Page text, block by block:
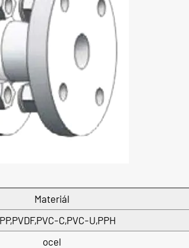
Materiál
C,PVC-U,PPH
ocel